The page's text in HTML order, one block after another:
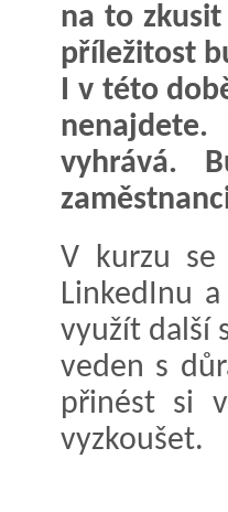
na to
příležitost
I v této
nenajdete.
vyhrává.
V kurzu se
LinkedInu
využít další
veden s
přinést si
vyzkoušet.